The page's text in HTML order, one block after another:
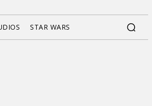
STAR WARS